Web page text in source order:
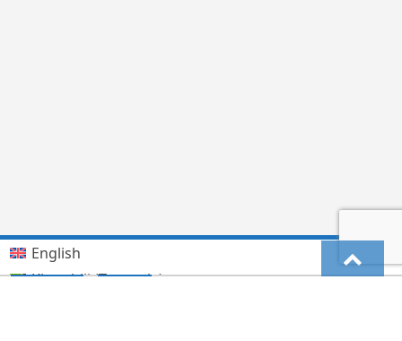
English
Kiswahili (Tanzania)